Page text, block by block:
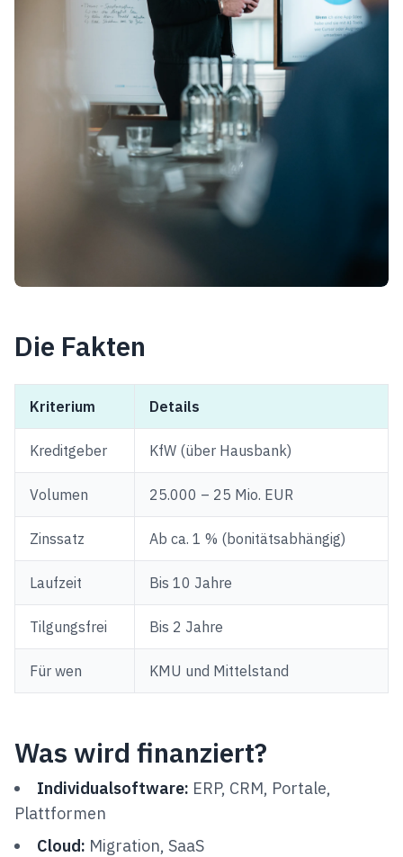
Die Fakten
Kriterium Details
Kreditgeber KfW (über Hausbank)
Volumen 25.000 – 25 Mio. EUR
Zinssatz Ab ca. 1 % (bonitätsabhängig)
Laufzeit Bis 10 Jahre
Tilgungsfrei Bis 2 Jahre
Für wen KMU und Mittelstand
Was wird finanziert?
Individualsoftware: ERP, CRM, Portale,
Plattformen
Cloud: Migration, SaaS